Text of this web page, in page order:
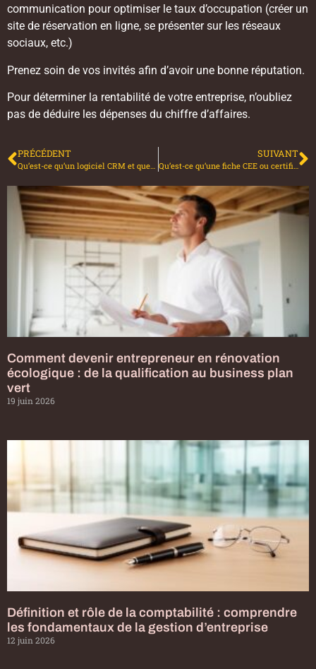
communication pour optimiser le taux d’occupation (créer un
site de réservation en ligne, se présenter sur les réseaux
sociaux, etc.)
Prenez soin de vos invités afin d’avoir une bonne réputation.
Pour déterminer la rentabilité de votre entreprise, n’oubliez
pas de déduire les dépenses du chiffre d’affaires.
PRÉCÉDENT
Qu’est-ce qu’un logiciel CRM et quel est son utilité ?
SUIVANT
Qu’est-ce qu’une fiche CEE ou certification des economies d’energie ?
Comment devenir entrepreneur en rénovation
écologique : de la qualification au business plan
vert
19 juin 2026
Définition et rôle de la comptabilité : comprendre
les fondamentaux de la gestion d’entreprise
12 juin 2026